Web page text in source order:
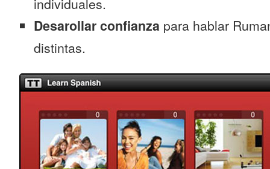
individuales.
Desarollar confianza para hablar
distintas.